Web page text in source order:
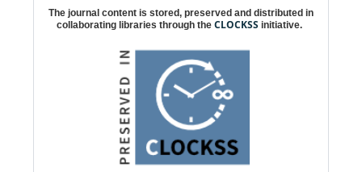
The journal content is stored, preserved and distributed in
collaborating libraries through the CLOCKSS initiative.